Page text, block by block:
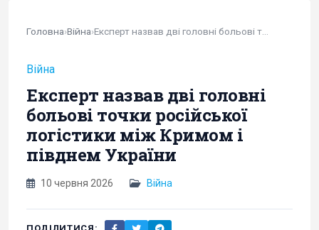
Головна›Війна›
Війна
Експерт назвав дві головні
больові точки російської
логістики між Кримом і
півднем України
10 червня 2026 Війна